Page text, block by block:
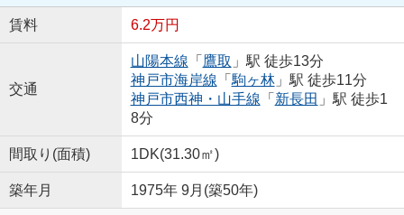
賃料 6.2万円
交通
山陽本線 「 鷹取 」駅 徒歩13分
神戸市海岸線 「 駒ヶ林」駅 徒歩11分
神戸市西神・山手線 「 新長田 」駅 徒歩1
8分
間取り(面積) 1DK(31.30㎡)
築年月 1975年 9月(築50年)